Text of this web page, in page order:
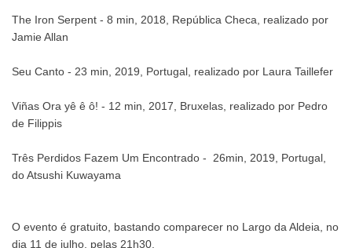
The Iron Serpent - 8 min, 2018, República Checa, realizado por
Jamie Allan
Seu Canto - 23 min, 2019, Portugal, realizado por Laura Taillefer
Viñas Ora yê ê ô! - 12 min, 2017, Bruxelas, realizado por Pedro
de Filippis
Três Perdidos Fazem Um Encontrado - 26min, 2019, Portugal,
do Atsushi Kuwayama
O evento é gratuito, bastando comparecer no Largo da Aldeia, no
dia 11 de julho, pelas 21h30.